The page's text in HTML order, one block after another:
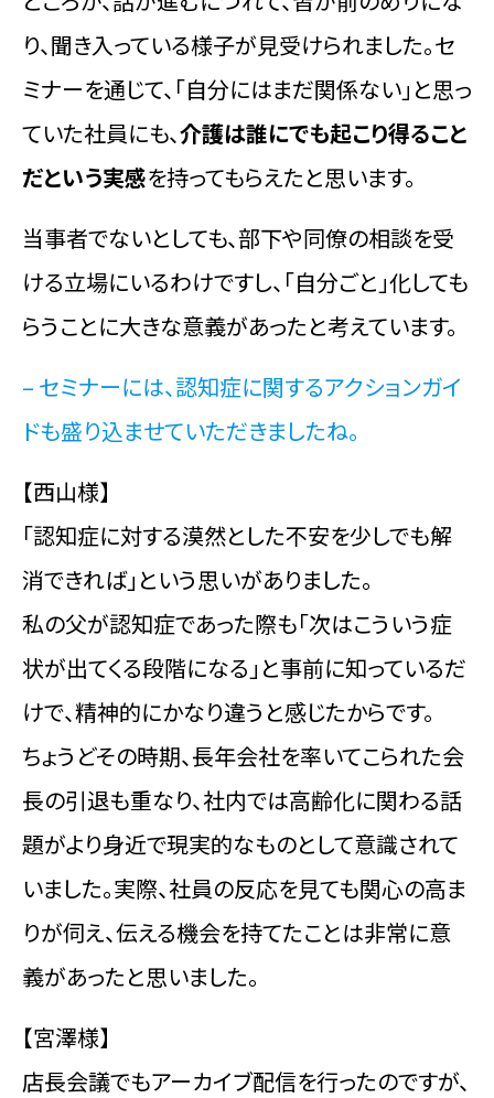
り、聞き入っている様子が見受けられました。セ
ミナーを通じて、「自分にはまだ関係ない」と思っ
ていた社員にも、介護は誰にでも起こり得ること
だという実感を持ってもらえたと思います。
当事者でないとしても、部下や同僚の相談を受
ける立場にいるわけですし、「自分ごと」化しても
らうことに大きな意義があったと考えています。
– セミナーには、認知症に関するアクションガイ
ドも盛り込ませていただきましたね。
【西山様】
「認知症に対する漠然とした不安を少しでも解
消できれば」という思いがありました。
私の父が認知症であった際も「次はこういう症
状が出てくる段階になる」と事前に知っているだ
けで、精神的にかなり違うと感じたからです。
ちょうどその時期、長年会社を率いてこられた会
長の引退も重なり、社内では高齢化に関わる話
題がより身近で現実的なものとして意識されて
いました。実際、社員の反応を見ても関心の高ま
りが伺え、伝える機会を持てたことは非常に意
義があったと思いました。
【宮澤様】
店長会議でもアーカイブ配信を行ったのですが、